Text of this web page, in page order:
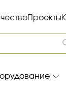
Проекты